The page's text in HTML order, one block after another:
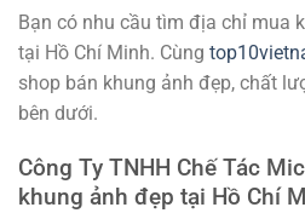
Bạn có nhu cầu tìm địa chỉ mua
tại Hồ Chí Minh. Cùng
shop bán khung ảnh đẹp, chất
bên dưới.
Công Ty TNHH Chế Tác
khung ảnh đẹp tại Hồ Chí